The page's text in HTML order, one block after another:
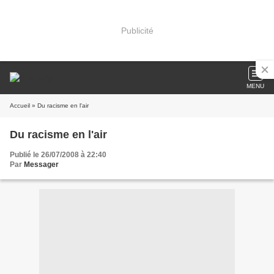
Publicité
MENU
Accueil » Du racisme en l'air
Du racisme en l'air
Publié le 26/07/2008 à 22:40
Par Messager